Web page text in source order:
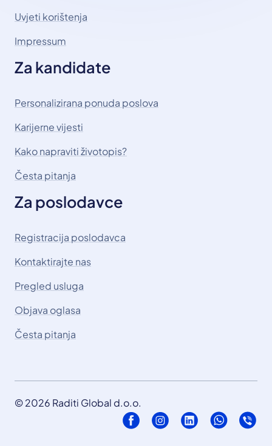
Uvjeti korištenja
Impressum
Za kandidate
Personalizirana ponuda poslova
Karijerne vijesti
Kako napraviti životopis?
Česta pitanja
Za poslodavce
Registracija poslodavca
Kontaktirajte nas
Pregled usluga
Objava oglasa
Česta pitanja
© 2026 Raditi Global d.o.o.